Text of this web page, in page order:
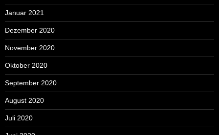
Januar 2021
Dezember 2020
November 2020
Oktober 2020
September 2020
August 2020
Juli 2020